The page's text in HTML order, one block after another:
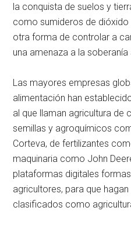
la conquista de suelos y
como sumideros de
otra forma de controlar a
una amenaza a la soberanía
Las mayores empresas
alimentación han
al que llaman agricultura de
semillas y agroquímicos
Corteva, de fertilizantes
maquinaria como John
plataformas digitales
agricultores, para que
clasificados como